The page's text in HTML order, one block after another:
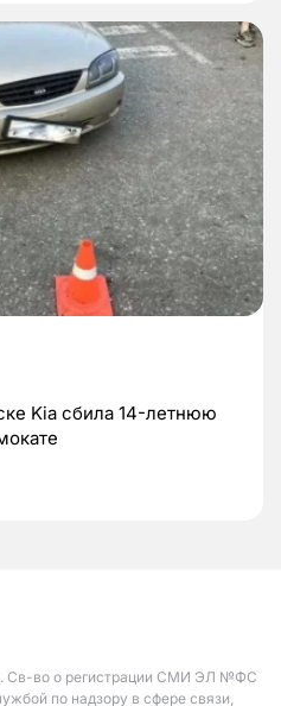
Kia сбила 14-летнюю
Св-во о регистрации СМИ ЭЛ №ФС
по надзору в сфере связи,